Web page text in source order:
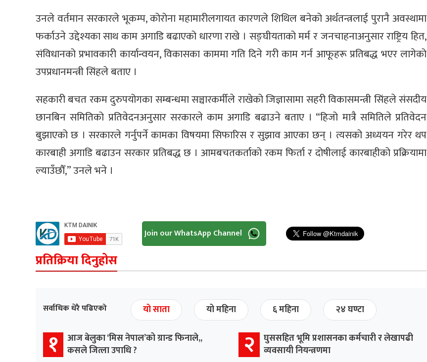
उनले वर्तमान सरकारले भूकम्प, कोरोना महामारीलगायत कारणले शिथिल बनेको अर्थतन्त्रलाई पुरानै अवस्थामा
फर्काउने उद्देश्यका साथ काम अगाडि बढाएको धारणा राखे । सङ्घीयताको मर्म र जनचाहनाअनुसार राष्ट्रिय हित,
संविधानको प्रभावकारी कार्यान्वयन, विकासका काममा गति दिने गरी काम गर्न आफूहरू प्रतिबद्ध भएर लागेको
उपप्रधानमन्त्री सिंहले बताए ।
सहकारी बचत रकम दुरुपयोगका सम्बन्धमा सञ्चारकर्मीले राखेको जिज्ञासामा सहरी विकासमन्त्री सिंहले संसदीय
छानबिन समितिको प्रतिवेदनअनुसार सरकारले काम अगाडि बढाउने बताए । “हिजो मात्रै समितिले प्रतिवेदन
बुझाएको छ । सरकारले गर्नुपर्ने कामका विषयमा सिफारिस र सुझाव आएका छन् । त्यसको अध्ययन गरेर थप
कारबाही अगाडि बढाउन सरकार प्रतिबद्ध छ । आमबचतकर्ताको रकम फिर्ता र दोषीलाई कारबाहीको प्रक्रियामा
ल्याउँछौँ,” उनले भने ।
Join our WhatsApp Channel
प्रतिक्रिया दिनुहोस
सर्वाधिक धेरै पढिएको यो साता यो महिना ६ महिना २४ घण्टा
१
आज बेलुका ‘मिस नेपाल’को ग्रान्ड फिनाले,,
कसले जित्ला उपाधि ?
२
घुससहित भूमि प्रशासनका कर्मचारी र लेखापढी
व्यवसायी नियन्त्रणमा